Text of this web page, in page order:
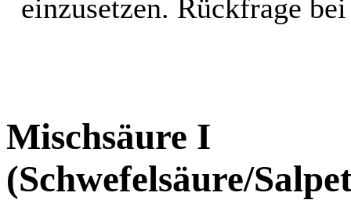
einzusetzen. Rückfrage
Mischsäure I
(Schwefelsäure/